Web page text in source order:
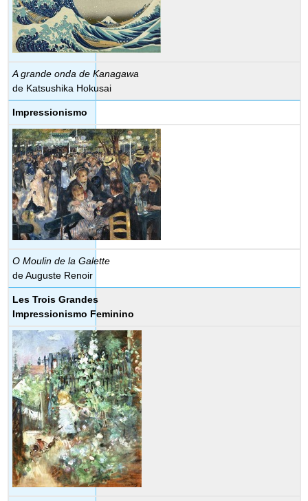
A grande onda de Kanagawa
de Katsushika Hokusai
Impressionismo
O Moulin de la Galette
deAuguste Renoir
Les Trois Grandes
Impressionismo Feminino